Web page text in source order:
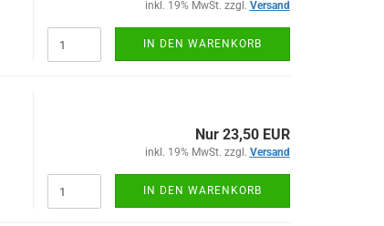
inkl. 19% MwSt. zzgl. Versand
IN DEN WARENKORB
Nur 23,50 EUR
inkl. 19% MwSt. zzgl. Versand
IN DEN WARENKORB